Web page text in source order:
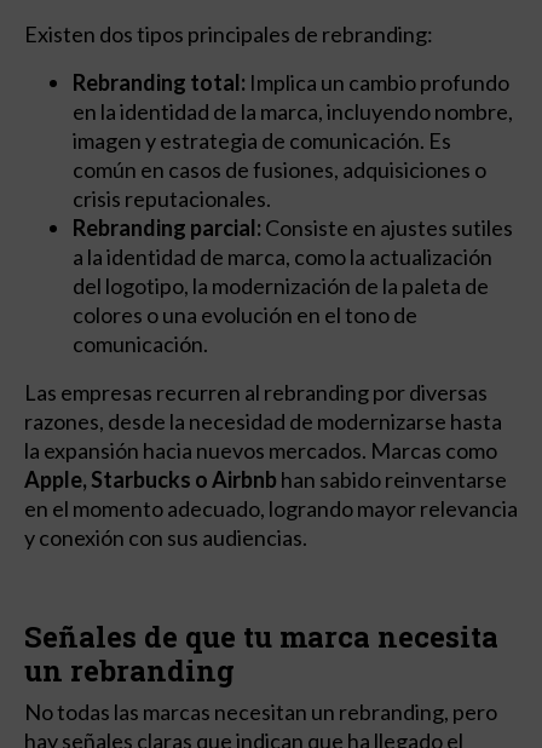
Existen dos tipos principales de rebranding:
Rebranding total: Implica un cambio profundo
en la identidad de la marca, incluyendo nombre,
imagen y estrategia de comunicación. Es
común en casos de fusiones, adquisiciones o
crisis reputacionales.
Rebranding parcial: Consiste en ajustes sutiles
a la identidad de marca, como la actualización
del logotipo, la modernización de la paleta de
colores o una evolución en el tono de
comunicación.
Las empresas recurren al rebranding por diversas
razones, desde la necesidad de modernizarse hasta
la expansión hacia nuevos mercados. Marcas como
Apple, Starbucks o Airbnb han sabido reinventarse
en el momento adecuado, logrando mayor relevancia
y conexión con sus audiencias.
Señales de que tu marca necesita
un rebranding
No todas las marcas necesitan un rebranding, pero
hay señales claras que indican que ha llegado el